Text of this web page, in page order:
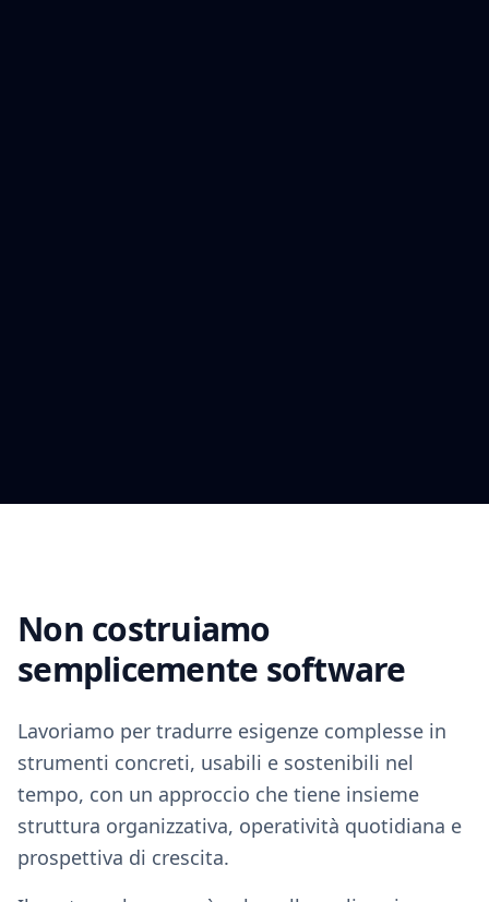
Non costruiamo
semplicemente software
Lavoriamo per tradurre esigenze complesse in
strumenti concreti, usabili e sostenibili nel
tempo, con un approccio che tiene insieme
struttura organizzativa, operatività quotidiana e
prospettiva di crescita.